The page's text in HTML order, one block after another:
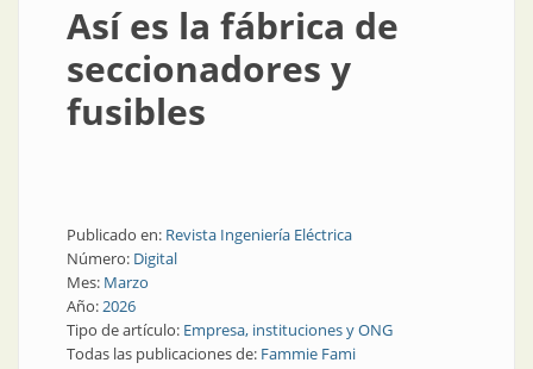
Así es la fábrica de
seccionadores y
fusibles
Publicado en: Revista Ingeniería Eléctrica
Número: Digital
Mes: Marzo
Año:2026
Tipo de artículo: Empresa, instituciones y ONG
Todas las publicaciones de: Fammie Fami